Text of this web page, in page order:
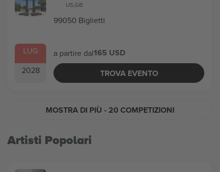
LUG
2028
US,GB
99050 Biglietti
a partire dal165 USD
TROVA EVENTO
MOSTRA DI PIÙ - 20 COMPETIZIONI
Artisti Popolari